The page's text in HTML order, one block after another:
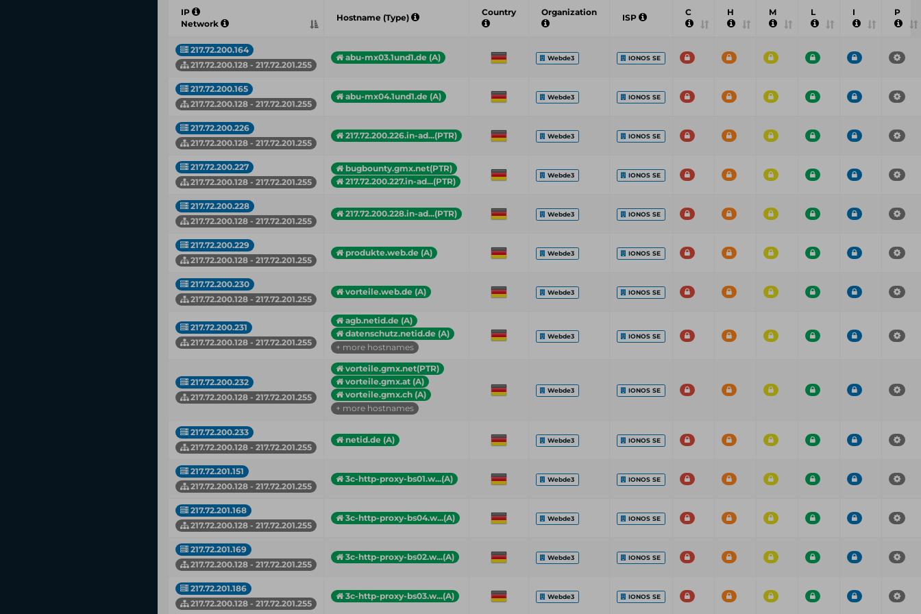
IP
Network
Hostname (Type)
Country Organization
ISP
C H M L I P
217.72.200.164
217.72.200.128 - 217.72.201.255
abu-mx03.1und1.de (A) Webde3 IONOS SE
217.72.200.165
217.72.200.128 - 217.72.201.255
abu-mx04.1und1.de (A) Webde3 IONOS SE
217.72.200.226
217.72.200.128 - 217.72.201.255
217.72.200.226.in-ad...(PTR) Webde3 IONOS SE
217.72.200.227
217.72.200.128 - 217.72.201.255
bugbounty.gmx.net(PTR)
217.72.200.227.in-ad...(PTR)
Webde3 IONOS SE
217.72.200.228
217.72.200.128 - 217.72.201.255
217.72.200.228.in-ad...(PTR) Webde3 IONOS SE
217.72.200.229
217.72.200.128 - 217.72.201.255
produkte.web.de (A) Webde3 IONOS SE
217.72.200.230
217.72.200.128 - 217.72.201.255
vorteile.web.de (A) Webde3 IONOS SE
217.72.200.231
217.72.200.128 - 217.72.201.255
agb.netid.de (A)
datenschutz.netid.de (A)
+ more hostnames
Webde3 IONOS SE
217.72.200.232
217.72.200.128 - 217.72.201.255
vorteile.gmx.net(PTR)
vorteile.gmx.at (A)
vorteile.gmx.ch (A)
+ more hostnames
Webde3 IONOS SE
217.72.200.233
217.72.200.128 - 217.72.201.255
netid.de (A) Webde3 IONOS SE
217.72.201.151
217.72.200.128 - 217.72.201.255
3c-http-proxy-bs01.w...(A) Webde3 IONOS SE
217.72.201.168
217.72.200.128 - 217.72.201.255
3c-http-proxy-bs04.w...(A) Webde3 IONOS SE
217.72.201.169
217.72.200.128 - 217.72.201.255
3c-http-proxy-bs02.w...(A) Webde3 IONOS SE
217.72.201.186
217.72.200.128 - 217.72.201.255
3c-http-proxy-bs03.w...(A) Webde3 IONOS SE